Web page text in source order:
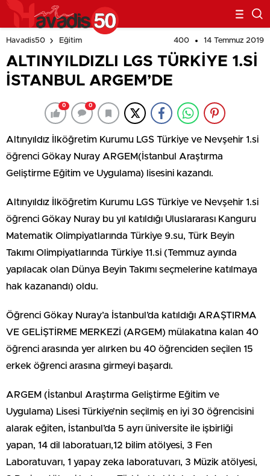
Havadis50 Eğitim 400 14 Temmuz 2019
ALTINYILDIZLI LGS TÜRKİYE 1.Sİ
İSTANBUL ARGEM’DE
0 0
Altınyıldız İlköğretim Kurumu LGS Türkiye ve Nevşehir 1.si
öğrenci Gökay Nuray ARGEM(İstanbul Araştırma
Geliştirme Eğitim ve Uygulama) lisesini kazandı.
Altınyıldız İlköğretim Kurumu LGS Türkiye ve Nevşehir 1.si
öğrenci Gökay Nuray bu yıl katıldığı Uluslararası Kanguru
Matematik Olimpiyatlarında Türkiye 9.su, Türk Beyin
Takımı Olimpiyatlarında Türkiye 11.si (Temmuz ayında
yapılacak olan Dünya Beyin Takımı seçmelerine katılmaya
hak kazanandı) oldu.
Öğrenci Gökay Nuray’a İstanbul’da katıldığı ARAŞTIRMA
VE GELİŞTİRME MERKEZİ (ARGEM) mülakatına kalan 40
öğrenci arasında yer alırken bu 40 öğrenciden seçilen 15
erkek öğrenci arasına girmeyi başardı.
ARGEM (İstanbul Araştırma Geliştirme Eğitim ve
Uygulama) Lisesi Türkiye’nin seçilmiş en iyi 30 öğrencisini
alarak eğiten, İstanbul’da 5 ayrı üniversite ile işbirliği
yapan, 14 dil laboratuarı,12 bilim atölyesi, 3 Fen
Laboratuvarı, 1 yapay zeka laboratuvarı, 3 Müzik atölyesi,